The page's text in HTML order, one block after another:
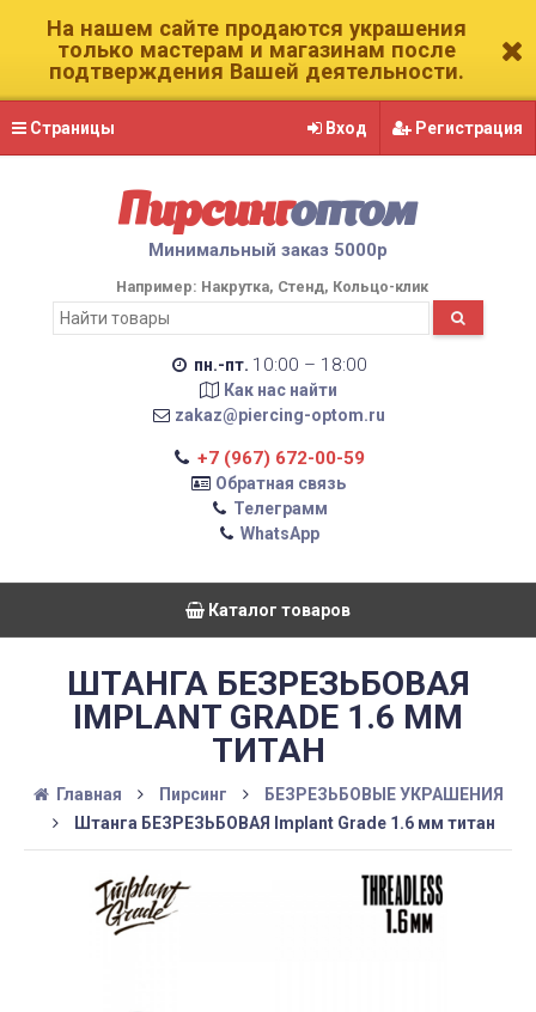
На нашем сайте продаются украшения
только мастерам и магазинам после
подтверждения Вашей деятельности.
Страницы Вход Регистрация
Пирсингоптом
Минимальный заказ 5000р
Например: Накрутка Стенд Кольцо-клик
пн.-пт. 10:00 – 18:00
Как нас найти
zakaz@piercing-optom.ru
+7 (967) 672-00-59
Обратная связь
Телеграмм
WhatsApp
Каталог товаров
ШТАНГА БЕЗРЕЗЬБОВАЯ
IMPLANT GRADE 1.6 ММ
ТИТАН
Главная Пирсинг
БЕЗРЕЗЬБОВЫЕ УКРАШЕНИЯ
Штанга БЕЗРЕЗЬБОВАЯ Implant Grade 1.6 мм титан